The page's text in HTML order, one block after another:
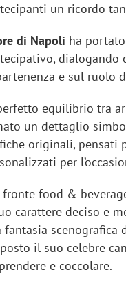
un ricordo
di Napoli ha
dialogando
e sul ruolo
equilibrio tra
un dettaglio
originali, pensati
per
fronte food &
carattere deciso e
fantasia scenografica
il suo celebre
e coccolare.